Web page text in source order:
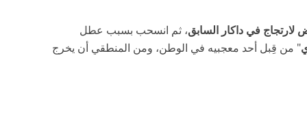
لارتجاج في داكار السابق، ثم انسحب بسبب عطل
" من قِبل أحد معجبيه في الوطن، ومن المنطقي أن يخرج